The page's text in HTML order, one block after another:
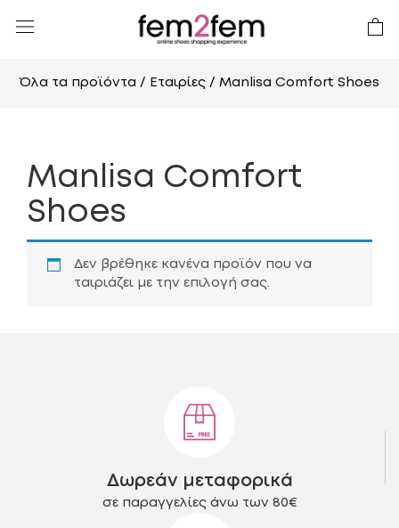
Όλα τα προϊόντα / Εταιρίες / Manlisa Comfort Shoes
Manlisa Comfort
Shoes
Δεν βρέθηκε κανένα προϊόν που να
ταιριάζει με την επιλογή σας.
Δωρεάν μεταφορικά
σε παραγγελίες άνω των 80€